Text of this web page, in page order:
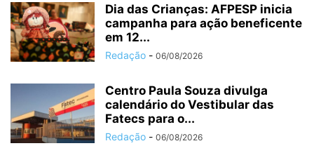
Dia das Crianças: AFPESP inicia
campanha para ação beneficente
em 12...
Redação - 06/08/2026
Centro Paula Souza divulga
calendário do Vestibular das
Fatecs para o...
Redação - 06/08/2026